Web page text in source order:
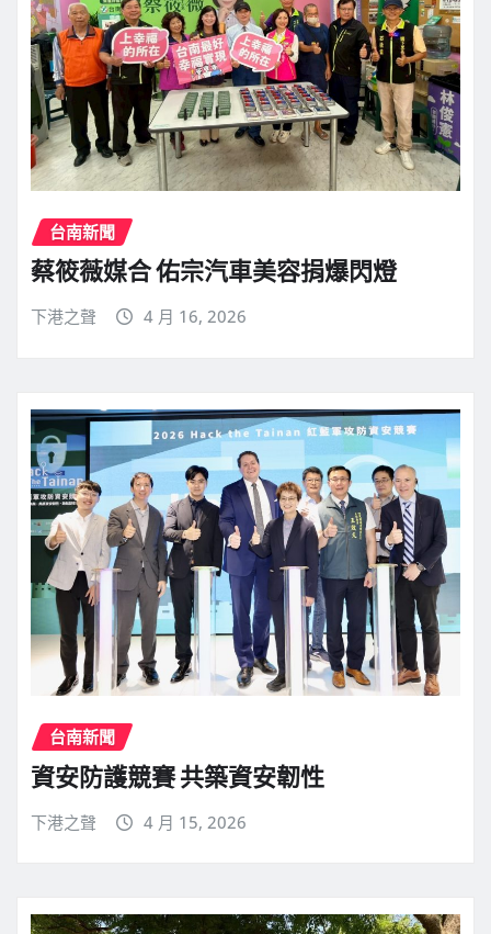
台南新聞
蔡筱薇媒合 佑宗汽車美容捐爆閃燈
下港之聲 4 月 16, 2026
台南新聞
資安防護競賽 共築資安韌性
下港之聲 4 月 15, 2026